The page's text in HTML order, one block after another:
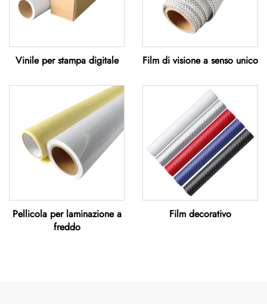
Vinile per stampa digitale Film di visione a senso unico
Pellicola per laminazione a
freddo
Film decorativo